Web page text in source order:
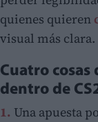
quienes quieren
visual más clara.
Cuatro cosas
dentro de
Una apuesta